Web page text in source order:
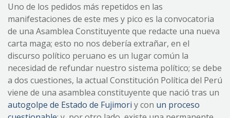
Uno de los pedidos más repetidos en las
manifestaciones de este mes y pico es la convocatoria
de una Asamblea Constituyente que redacte una nueva
carta maga; esto no nos debería extrañar, en el
discurso político peruano es un lugar común la
necesidad de refundar nuestro sistema político; se debe
a dos cuestiones, la actual Constitución Política del Perú
viene de una asamblea constituyente que nació tras un
autogolpe de Estado de Fujimori y con un proceso